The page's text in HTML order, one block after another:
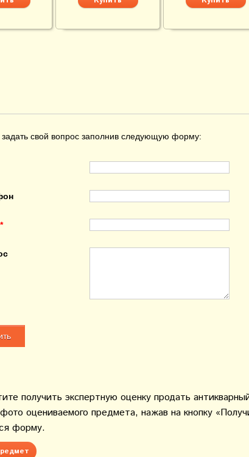
свой вопрос заполнив следующую форму:
получить экспертную оценку продать
оцениваемого предмета, нажав на кнопку
форму.